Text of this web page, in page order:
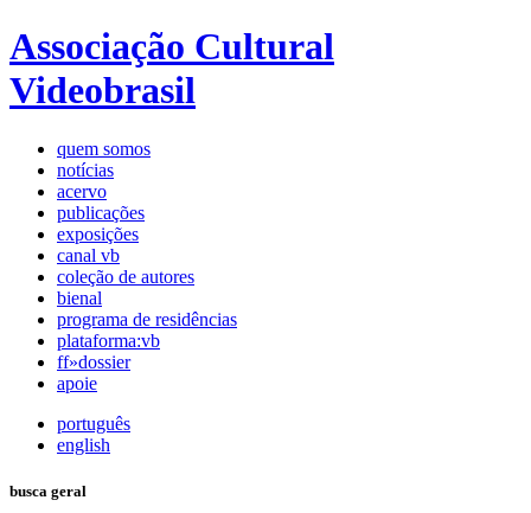
Associação Cultural
Videobrasil
quem somos
notícias
acervo
publicações
exposições
canal vb
coleção de autores
bienal
programa de residências
plataforma:vb
ff»dossier
apoie
português
english
busca geral